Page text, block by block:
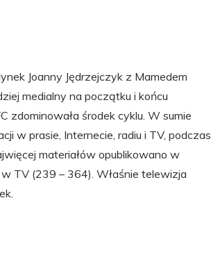
Joanny Jędrzejczyk z Mamedem
medialny na początku i końcu
zdominowała środek cyklu. W sumie
w prasie, Internecie, radiu i TV, podczas
materiałów opublikowano w
TV (239 – 364). Właśnie telewizja